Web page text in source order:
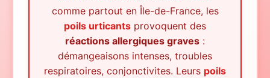
comme partout en Île-de-France, les
poils urticants provoquent des
réactions allergiques graves :
démangeaisons intenses, troubles
respiratoires, conjonctivites. Leurs poils